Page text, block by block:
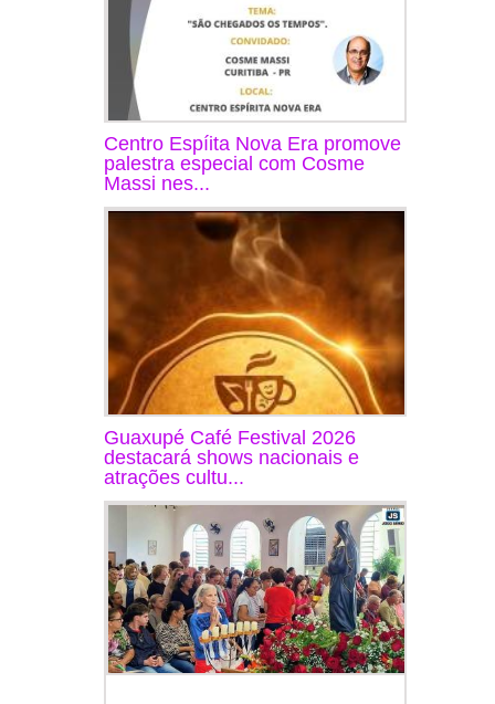
Centro Espíita Nova Era promove
palestra especial com Cosme
Massi nes...
Guaxupé Café Festival 2026
destacará shows nacionais e
atrações cultu...